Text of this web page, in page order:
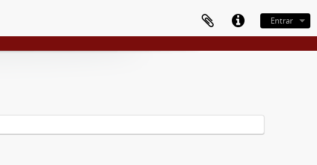
Entrar